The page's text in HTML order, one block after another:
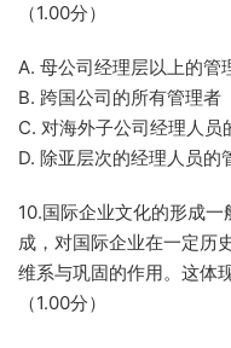
（1.00分）
A. 母公司经理层以上的管
B. 跨国公司的所有管理者
C. 对海外子公司经理人员
D. 除亚层次的经理人员的
10.国际企业文化的形成
成，对国际企业在一定历
维系与巩固的作用。这体
（1.00分）